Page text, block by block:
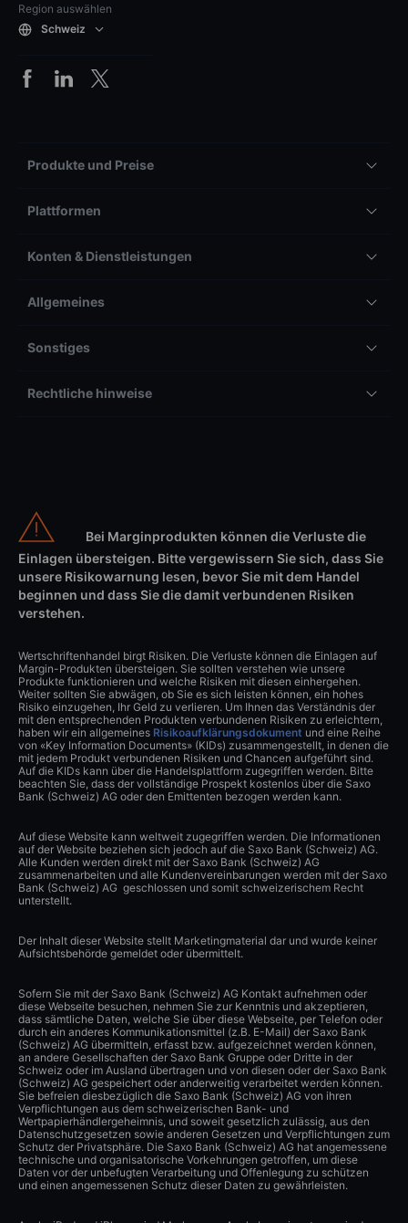
Region auswählen
Schweiz
Produkte und Preise
Plattformen
Konten & Dienstleistungen
Allgemeines
Sonstiges
Rechtliche hinweise
Bei Marginprodukten können die Verluste die
Einlagen übersteigen. Bitte vergewissern Sie sich, dass Sie
unsere Risikowarnung lesen, bevor Sie mit dem Handel
beginnen und dass Sie die damit verbundenen Risiken
verstehen.
Wertschriftenhandel birgt Risiken. Die Verluste können die Einlagen auf
Margin-Produkten übersteigen. Sie sollten verstehen wie unsere
Produkte funktionieren und welche Risiken mit diesen einhergehen.
Weiter sollten Sie abwägen, ob Sie es sich leisten können, ein hohes
Risiko einzugehen, Ihr Geld zu verlieren. Um Ihnen das Verständnis der
mit den entsprechenden Produkten verbundenen Risiken zu erleichtern,
haben wir ein allgemeines Risikoaufklärungsdokument und eine Reihe
von «Key Information Documents» (KIDs) zusammengestellt, in denen die
mit jedem Produkt verbundenen Risiken und Chancen aufgeführt sind.
Auf die KIDs kann über die Handelsplattform zugegriffen werden. Bitte
beachten Sie, dass der vollständige Prospekt kostenlos über die Saxo
Bank (Schweiz) AG oder den Emittenten bezogen werden kann.
Auf diese Website kann weltweit zugegriffen werden. Die Informationen
auf der Website beziehen sich jedoch auf die Saxo Bank (Schweiz) AG.
Alle Kunden werden direkt mit der Saxo Bank (Schweiz) AG
zusammenarbeiten und alle Kundenvereinbarungen werden mit der Saxo
Bank (Schweiz) AG geschlossen und somit schweizerischem Recht
unterstellt.
Der Inhalt dieser Website stellt Marketingmaterial dar und wurde keiner
Aufsichtsbehörde gemeldet oder übermittelt.
Sofern Sie mit der Saxo Bank (Schweiz) AG Kontakt aufnehmen oder
diese Webseite besuchen, nehmen Sie zur Kenntnis und akzeptieren,
dass sämtliche Daten, welche Sie über diese Webseite, per Telefon oder
durch ein anderes Kommunikationsmittel (z.B. E-Mail) der Saxo Bank
(Schweiz) AG übermitteln, erfasst bzw. aufgezeichnet werden können,
an andere Gesellschaften der Saxo Bank Gruppe oder Dritte in der
Schweiz oder im Ausland übertragen und von diesen oder der Saxo Bank
(Schweiz) AG gespeichert oder anderweitig verarbeitet werden können.
Sie befreien diesbezüglich die Saxo Bank (Schweiz) AG von ihren
Verpflichtungen aus dem schweizerischen Bank- und
Wertpapierhändlergeheimnis, und soweit gesetzlich zulässig, aus den
Datenschutzgesetzen sowie anderen Gesetzen und Verpflichtungen zum
Schutz der Privatsphäre. Die Saxo Bank (Schweiz) AG hat angemessene
technische und organisatorische Vorkehrungen getroffen, um diese
Daten vor der unbefugten Verarbeitung und Offenlegung zu schützen
und einen angemessenen Schutz dieser Daten zu gewährleisten.